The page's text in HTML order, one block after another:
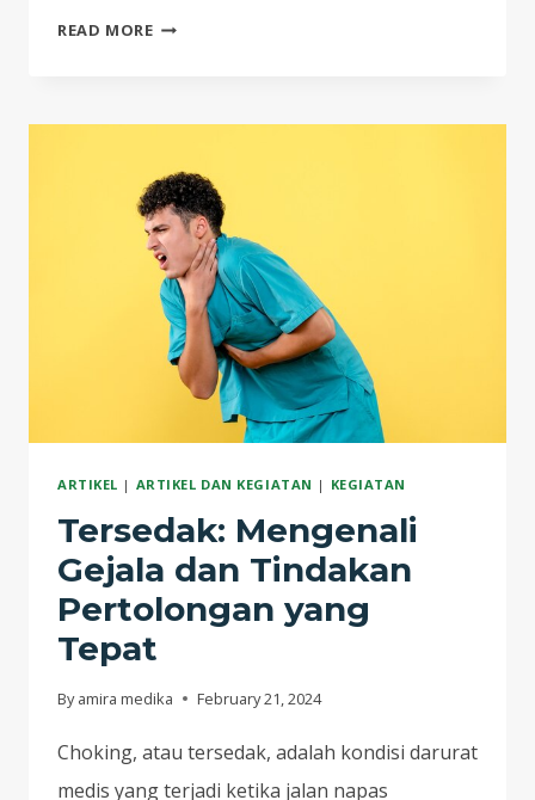
READ MOREPT
GELAR
KEGIATAN
REFRESHMENT
PETUGAS
P3K:
SIAGA,
TANGGAP,
DAN
K3
ARTIKEL | ARTIKEL DAN KEGIATAN | KEGIATAN
Tersedak: Mengenali
Gejala dan Tindakan
Pertolongan yang
Tepat
By amira medika February 21, 2024
Choking, atau tersedak, adalah kondisi darurat
medis yang terjadi ketika jalan napas